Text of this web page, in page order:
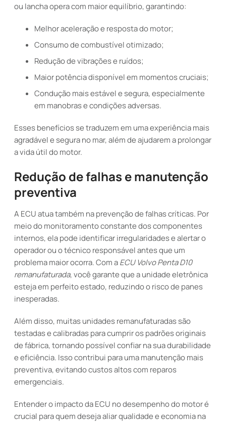
ou lancha opera com maior equilíbrio, garantindo:
Melhor aceleração e resposta do motor;
Consumo de combustível otimizado;
Redução de vibrações e ruídos;
Maior potência disponível em momentos cruciais;
Condução mais estável e segura, especialmente
em manobras e condições adversas.
Esses benefícios se traduzem em uma experiência mais
agradável e segura no mar, além de ajudarem a prolongar
a vida útil do motor.
Redução de falhas e manutenção
preventiva
A ECU atua também na prevenção de falhas críticas. Por
meio do monitoramento constante dos componentes
internos, ela pode identificar irregularidades e alertar o
operador ou o técnico responsável antes que um
problema maior ocorra. Com aECU Volvo Penta D10
remanufaturada, você garante que a unidade eletrônica
esteja em perfeito estado, reduzindo o risco de panes
inesperadas.
Além disso, muitas unidades remanufaturadas são
testadas e calibradas para cumprir os padrões originais
de fábrica, tornando possível confiar na sua durabilidade
e eficiência. Isso contribui para uma manutenção mais
preventiva, evitando custos altos com reparos
emergenciais.
Entender o impacto da ECU no desempenho do motor é
crucial para quem deseja aliar qualidade e economia na